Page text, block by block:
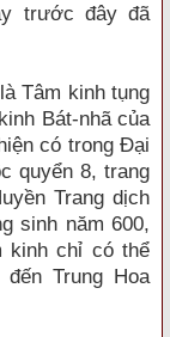
trước đây đã
Tâm kinh tụng
Bát-nhã của
có trong Đại
quyển 8, trang
Trang dịch
sinh năm 600,
kinh chỉ có thể
Trung Hoa